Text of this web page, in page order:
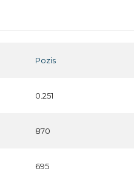
Pozis
0.251
870
695